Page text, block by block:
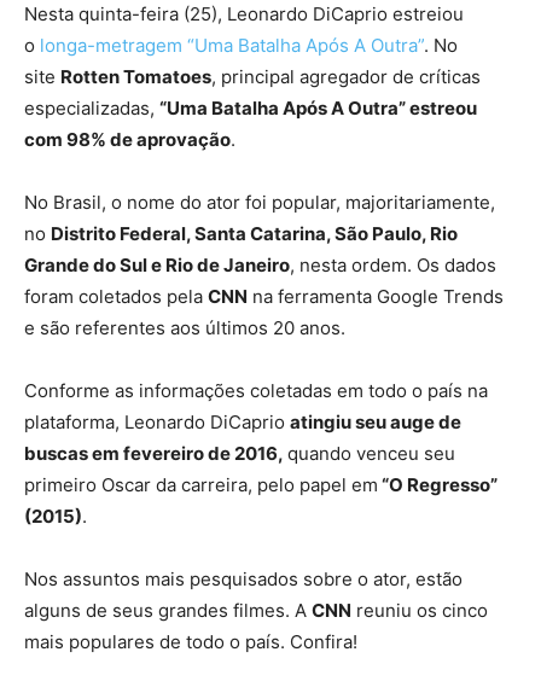
Nesta quinta-feira (25), Leonardo DiCaprio estreiou
o longa-metragem “Uma Batalha Após A Outra”. No
site Rotten Tomatoes, principal agregador de críticas
especializadas, “Uma Batalha Após A Outra” estreou
com 98% de aprovação.
No Brasil, o nome do ator foi popular, majoritariamente,
no Distrito Federal, Santa Catarina, São Paulo, Rio
Grande do Sul e Rio de Janeiro, nesta ordem. Os dados
foram coletados pela CNN na ferramenta Google Trends
e são referentes aos últimos 20 anos.
Conforme as informações coletadas em todo o país na
plataforma, Leonardo DiCaprio atingiu seu auge de
buscas em fevereiro de 2016, quando venceu seu
primeiro Oscar da carreira, pelo papel em “O Regresso”
(2015).
Nos assuntos mais pesquisados sobre o ator, estão
alguns de seus grandes filmes. A CNN reuniu os cinco
mais populares de todo o país. Confira!